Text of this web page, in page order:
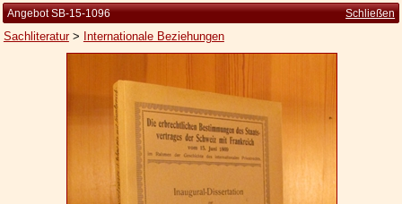
Kleine Kulturgeschichte
Die Brockhaus Auflagen
Die Meyer Auflagen
Angebot SB-15-1096 Schließen
Sachliteratur> Internationale Beziehungen